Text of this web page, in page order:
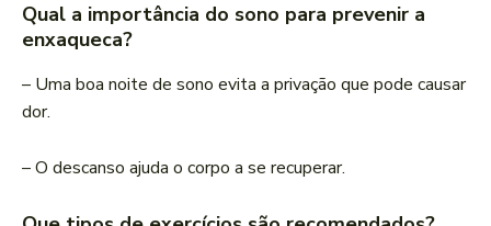
Qual a importância do sono para prevenir a
enxaqueca?
– Uma boa noite de sono evita a privação que pode causar
dor.
– O descanso ajuda o corpo a se recuperar.